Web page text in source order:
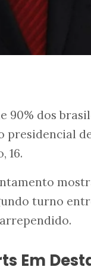
90% dos
presidencial
16.
turno
Em